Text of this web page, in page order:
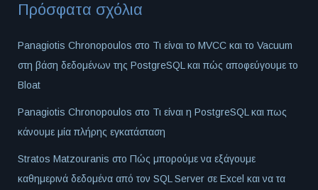
Πρόσφατα σχόλια
Panagiotis Chronopoulos στο Τι είναι το MVCC και το Vacuum
στη βάση δεδομένων της PostgreSQL και πώς αποφεύγουμε το
Bloat
Panagiotis Chronopoulos στο Τι είναι η PostgreSQL και πως
κάνουμε μία πλήρης εγκατάσταση
Stratos Matzouranis στο Πώς μπορούμε να εξάγουμε
καθημερινά δεδομένα από τον SQL Server σε Excel και να τα